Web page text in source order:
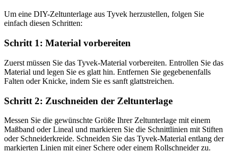
Um eine DIY-Zeltunterlage aus Tyvek herzustellen, folgen Sie
einfach diesen Schritten:
Schritt 1: Material vorbereiten
Zuerst müssen Sie das Tyvek-Material vorbereiten. Entrollen Sie das
Material und legen Sie es glatt hin. Entfernen Sie gegebenenfalls
Falten oder Knicke, indem Sie es sanft glattstreichen.
Schritt 2: Zuschneiden der Zeltunterlage
Messen Sie die gewünschte Größe Ihrer Zeltunterlage mit einem
Maßband oder Lineal und markieren Sie die Schnittlinien mit Stiften
oder Schneiderkreide. Schneiden Sie das Tyvek-Material entlang der
markierten Linien mit einer Schere oder einem Rollschneider zu.